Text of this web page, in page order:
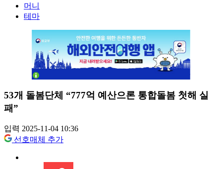
머니
테마
53개 돌봄단체 “777억 예산으론 통합돌봄 첫해 실
패”
입력 2025-11-04 10:36
선호매체 추가